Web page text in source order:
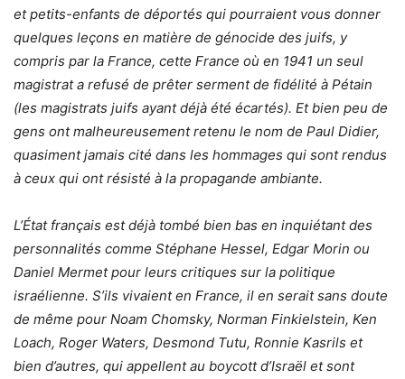
et petits-enfants de déportés qui pourraient vous donner
quelques leçons en matière de génocide des juifs, y
compris par la France, cette France où en 1941 un seul
magistrat a refusé de prêter serment de fidélité à Pétain
(les magistrats juifs ayant déjà été écartés). Et bien peu de
gens ont malheureusement retenu le nom de Paul Didier,
quasiment jamais cité dans les hommages qui sont rendus
à ceux qui ont résisté à la propagande ambiante.
L’État français est déjà tombé bien bas en inquiétant des
personnalités comme Stéphane Hessel, Edgar Morin ou
Daniel Mermet pour leurs critiques sur la politique
israélienne. S’ils vivaient en France, il en serait sans doute
de même pour Noam Chomsky, Norman Finkielstein, Ken
Loach, Roger Waters, Desmond Tutu, Ronnie Kasrils et
bien d’autres, qui appellent au boycott d’Israël et sont